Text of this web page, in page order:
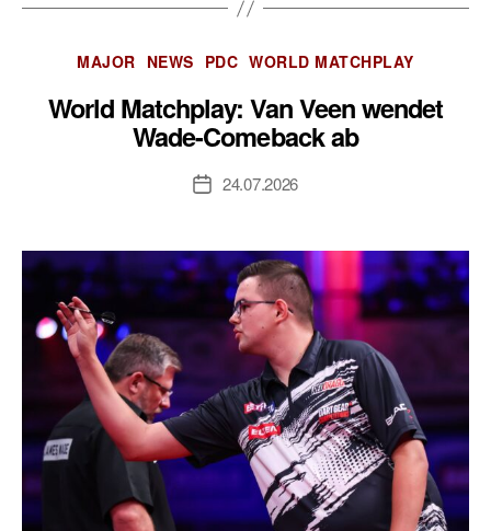
Kategorien
MAJOR NEWS PDC WORLD MATCHPLAY
World Matchplay: Van Veen wendet
Wade-Comeback ab
Veröffentlichungsdatum
24.07.2026